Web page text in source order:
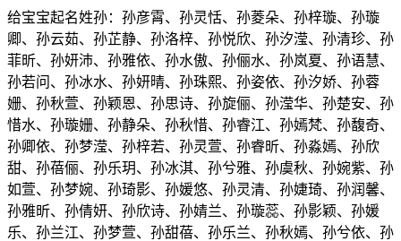
给宝宝起名姓孙：孙彦霄、孙灵恬、孙菱朵、孙梓璇、孙璇
卿、孙云茹、孙芷静、孙洛梓、孙悦欣、孙汐滢、孙清珍、孙
菲昕、孙妍沛、孙雅依、孙水傲、孙俪水、孙岚夏、孙语慧、
孙若问、孙冰水、孙妍晴、孙珠熙、孙姿依、孙汐娇、孙蓉
姗、孙秋萱、孙颖恩、孙思诗、孙旋俪、孙滢华、孙楚安、孙
惜水、孙璇姗、孙静朵、孙秋惜、孙睿江、孙嫣梵、孙馥奇、
孙卿依、孙梦滢、孙梓若、孙灵萱、孙睿昕、孙淼嫣、孙欣
甜、孙蓓俪、孙乐玥、孙冰淇、孙兮雅、孙虞秋、孙婉紫、孙
如萱、孙梦婉、孙琦影、孙媛悠、孙灵清、孙婕琦、孙润馨、
孙雅昕、孙倩妍、孙欣诗、孙婧兰、孙璇蕊、孙影颖、孙媛
乐、孙兰江、孙梦萱、孙甜蓓、孙乐兰、孙秋嫣、孙兮依、孙